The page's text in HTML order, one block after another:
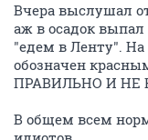
Вчера выслушал
аж в осадок выпал
"едем в Ленту".
обозначен
ПРАВИЛЬНО И НЕ
В общем всем